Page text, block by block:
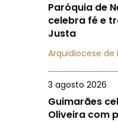
Paróquia de
celebra fé e
Justa
Arquidiocese de
3 agosto 2026
Guimarães
Oliveira com